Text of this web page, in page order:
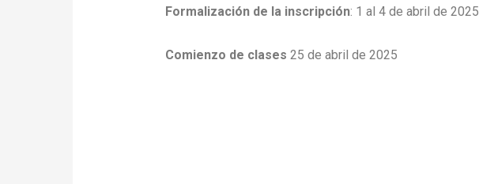
Formalización de la inscripción: 1 al 4 de abril de 2025
Comienzo de clases 25 de abril de 2025